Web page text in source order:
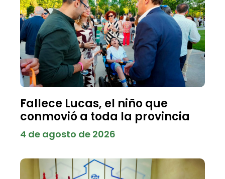
Fallece Lucas, el niño que
conmovió a toda la provincia
4 de agosto de 2026